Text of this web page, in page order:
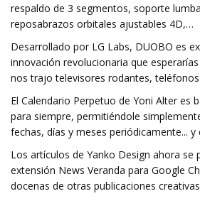
respaldo de 3 segmentos, soporte
reposabrazos orbitales ajustables 4D,…
Desarrollado por LG Labs, DUOBO es
innovación revolucionaria que
nos trajo televisores rodantes,
El Calendario Perpetuo de Yoni Alter es
para siempre, permitiéndole
fechas, días y meses periódicamente... y
Los artículos de Yanko Design ahora se
extensión News Veranda para Google
docenas de otras publicaciones